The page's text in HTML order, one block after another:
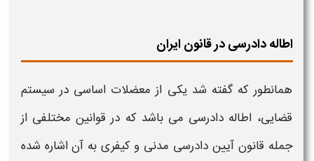
اطاله دادرسی در قانون ایران
همانطور که گفته شد یکی از معضلات اساسی در سیستم
قضایی، اطاله دادرسی می باشد که در قوانین مختلفی از
جمله قانون آیین دادرسی مدنی و کیفری به آن اشاره شده